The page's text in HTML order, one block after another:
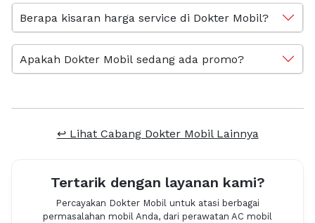
Berapa kisaran harga service di Dokter Mobil?
Apakah Dokter Mobil sedang ada promo?
↩ Lihat Cabang Dokter Mobil Lainnya
Tertarik dengan layanan kami?
Percayakan Dokter Mobil untuk atasi berbagai
permasalahan mobil Anda, dari perawatan AC mobil